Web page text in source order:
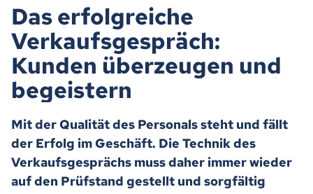
Das erfolgreiche
Verkaufsgespräch:
Kunden überzeugen und
begeistern
Mit der Qualität des Personals steht und fällt
der Erfolg im Geschäft. Die Technik des
Verkaufsgesprächs muss daher immer wieder
auf den Prüfstand gestellt und sorgfältig